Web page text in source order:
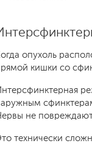
опухоль
кишки со
не
технически